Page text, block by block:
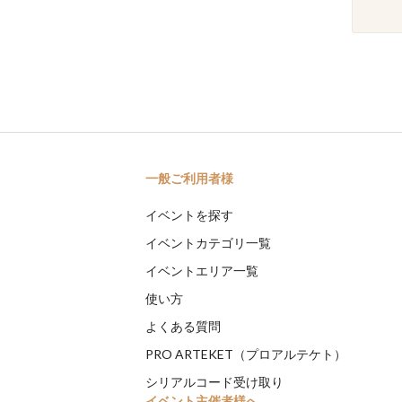
一般ご利用者様
イベントを探す
イベントカテゴリ一覧
イベントエリア一覧
使い方
よくある質問
PRO ARTEKET（プロアルテケト）
シリアルコード受け取り